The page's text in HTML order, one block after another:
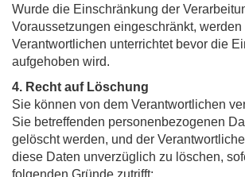
Wurde die Einschränkung der
Voraussetzungen eingeschränkt,
Verantwortlichen unterrichtet bevor die
aufgehoben wird.
4. Recht auf Löschung
Sie können von dem Verantwortlichen
Sie betreffenden personenbezogenen
gelöscht werden, und der
diese Daten unverzüglich zu löschen,